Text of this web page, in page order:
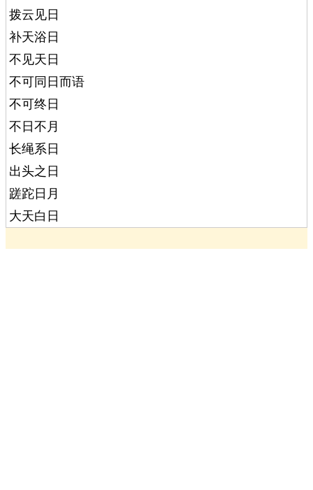
拨云见日
补天浴日
不见天日
不可同日而语
不可终日
不日不月
长绳系日
出头之日
蹉跎日月
大天白日